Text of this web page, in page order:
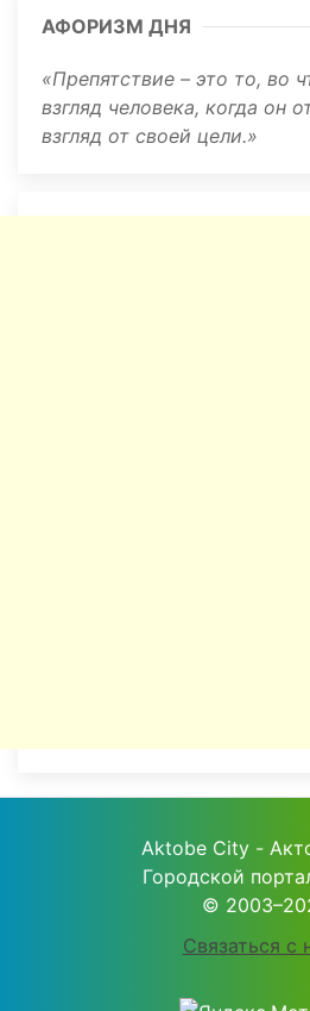
АФОРИЗМ ДНЯ
Препятствие – это то, во
взгляд человека, когда он
взгляд от своей цели.
Aktobe City -
Городской
©
Связаться с